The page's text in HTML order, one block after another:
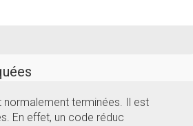
terminées. Il est
En effet, un code réduc